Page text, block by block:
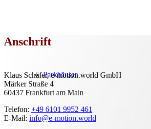
Parkhäuser
Anschrift
Klaus Schäfer, e-motion.world GmbH
Märker Straße 4
60437 Frankfurt am Main
Telefon: +49 6101 9952 461
E-Mail: info@e-motion.world